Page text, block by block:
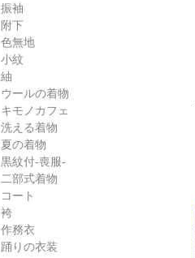
振袖
附下
色無地
小紋
紬
ウールの着物
キモノカフェ
洗える着物
夏の着物
黒紋付-喪服-
二部式着物
コート
袴
作務衣
踊りの衣装